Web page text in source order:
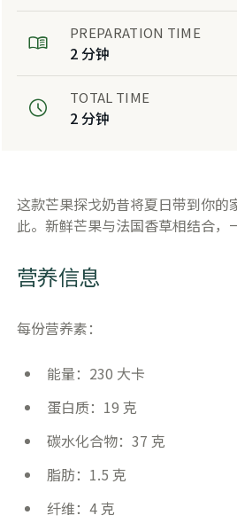
PREPARATION TIME
2 分钟
TOTAL TIME
2 分钟
这款芒果探戈奶昔将夏日带到你的
此。新鲜芒果与法国香草相结合，
营养信息
每份营养素：
能量：230 大卡
蛋白质：19 克
碳水化合物：37 克
脂肪：1.5 克
纤维：4 克